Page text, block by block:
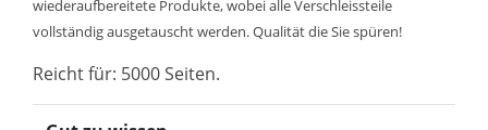
wiederaufbereitete Produkte, wobei alle Verschleissteile
vollständig ausgetauscht werden. Qualität die Sie spüren!
Reicht für: 5000 Seiten.